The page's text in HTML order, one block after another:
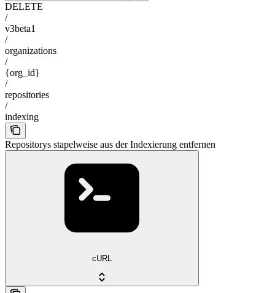
DELETE
/
v3beta1
/
organizations
/
{org_id}
/
repositories
/
indexing
Repositorys stapelweise aus der Indexierung entfernen
cURL